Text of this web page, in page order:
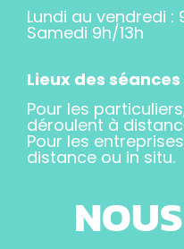
Lundi au vendredi :
Samedi 9h/13h
Lieux des séances
Pour les
déroulent à
Pour les
distance ou in situ.